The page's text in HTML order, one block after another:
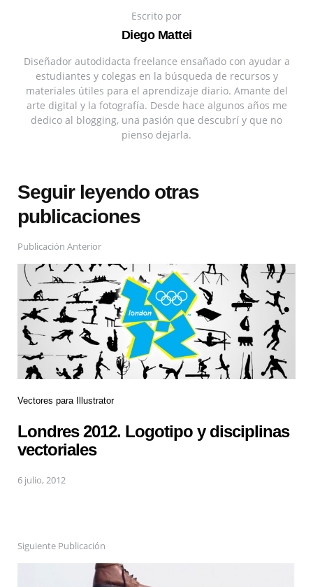
Escrito por
Diego Mattei
Diseñador autodidacta freelance ensañado con ayudar a
estudiantes y colegas en la búsqueda de recursos y
materiales útiles para el aprendizaje diario. Amante del
arte digital y la fotografía. Desde hace algunos años me
dedico al blogging, una pasión que descubrí y que no
pienso dejarla.
Seguir leyendo otras
publicaciones
Publicación Anterior
Vectores para Illustrator
Londres 2012. Logotipo y disciplinas
vectoriales
6 julio, 2012
Siguiente Publicación